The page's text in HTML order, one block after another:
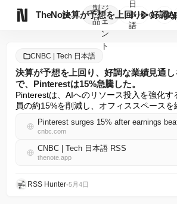
TheNote
製
品
ジ
ェ
ン
ト
日
本
語

CNBC | Tech 日本語
決算が予想を上回り、好調な業績見通
で、Pinterestは15%急騰した。
Pinterestは、AIへのリソース投入を強化す
員の約15%を削減し、オフィススペースを
cnbc.com
CNBC | Tech 日本語 RSS
thenote.app
RSS Hunter•5月4日